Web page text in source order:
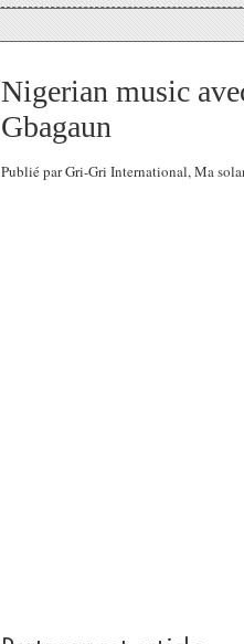
Nigerian music
Gbagaun
Publié par Gri-Gri International, Ma